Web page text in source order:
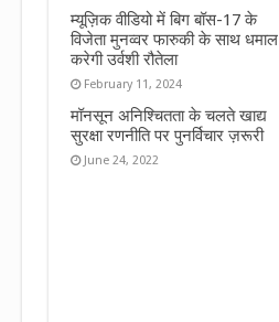
म्यूज़िक वीडियो में बिग बॉस-17 के
विजेता मुनव्वर फारुकी के साथ धमाल
करेगी उर्वशी रौतेला
February 11, 2024
मॉनसून अनिश्चितता के चलते खाद्य
सुरक्षा रणनीति पर पुनर्विचार ज़रूरी
June 24, 2022